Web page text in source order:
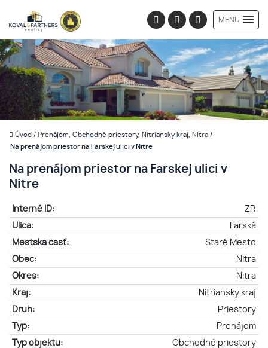
MENU
Úvod / Prenájom, Obchodné priestory, Nitriansky kraj, Nitra /
Na prenájom priestor na Farskej ulici v Nitre
Na prenájom priestor na Farskej ulici v
Nitre
Interné ID:
ZR
Ulica:
Farská
Mestská časť:
Staré Mesto
Obec:
Nitra
Okres:
Nitra
Kraj:
Nitriansky kraj
Druh:
Priestory
Typ:
Prenájom
Typ objektu:
Obchodné priestory